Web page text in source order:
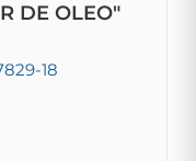
DE OLEO"
18